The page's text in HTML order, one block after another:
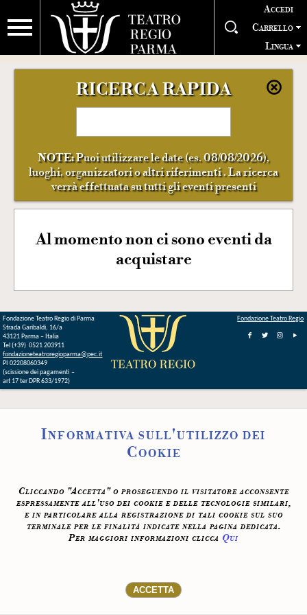
Accedi
Carrello
Lingua
RICERCA RAPIDA
NOTE:Puoi utilizzare le date (es. 08/08/2026),
luoghi, organizzatori o altri riferimenti . La ricerca
verrà effettuata su tutti gli eventi presenti
Al momento non ci sono eventi da
acquistare
Informativa sull'utilizzo dei
Cookie
Cliccando "Accetta" o proseguendo il visitatore acconsente
espressamente all'uso dei cookie e delle tecnologie similari,
e in particolare alla registrazione di tali cookie sul suo
terminale per le finalità indicate nella pagina dedicata.
Per maggiori informazioni clicca Qui
Fondazione Teatro Regio di Parma
Strada Garibaldi, 16/a
43121 Parma – Italia
Tel (+39) 0521 203911
fondazioneteatroregioparma@pec.it
PI 02208060349
(scissione dei pagamenti –
art 17 ter DPR 633/1972)
Fondazione Teatro Regio